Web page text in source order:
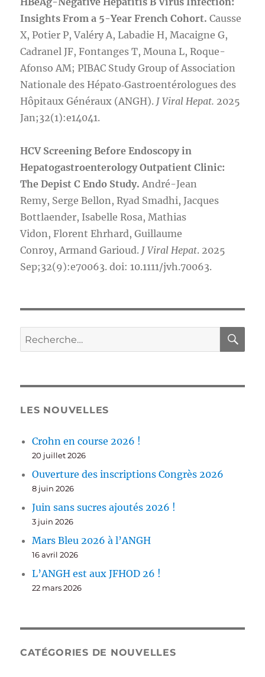
Insights From a 5-Year French Cohort.Causse
X, Potier P, Valéry A, Labadie H, Macaigne G,
Cadranel JF, Fontanges T, Mouna L, Roque-
Afonso AM; PIBAC Study Group of Association
Nationale des Hépato‐Gastroentérologues des
Hôpitaux Généraux (ANGH). J Viral Hepat. 2025
Jan;32(1):e14041.
HCV Screening Before Endoscopy in
Hepatogastroenterology Outpatient Clinic:
The Depist C Endo Study. André-Jean
Remy, Serge Bellon, Ryad Smadhi, Jacques
Bottlaender, Isabelle Rosa, Mathias
Vidon, Florent Ehrhard, Guillaume
Conroy, Armand Garioud. J Viral Hepat. 2025
Sep;32(9):e70063. doi: 10.1111/jvh.70063.
Recherche
pour :
LES NOUVELLES
Crohn en course 2026 !
20 juillet 2026
Ouverture des inscriptions Congrès 2026
8 juin 2026
Juin sans sucres ajoutés 2026 !
3 juin 2026
Mars Bleu 2026 à l’ANGH
16 avril 2026
L’ANGH est aux JFHOD 26 !
22 mars 2026
CATÉGORIES DE NOUVELLES